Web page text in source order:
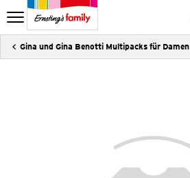
Gina und Gina Benotti Multipacks für Damen